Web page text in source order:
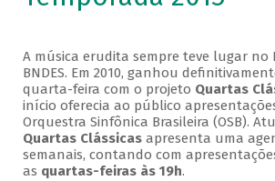
A música erudita sempre teve lugar no
BNDES. Em 2010, ganhou
quarta-feira com o projeto Quartas
início oferecia ao público
Orquestra Sinfônica Brasileira (OSB).
Quartas Clássicasapresenta uma
semanais, contando com
as quartas-feiras às 19h.